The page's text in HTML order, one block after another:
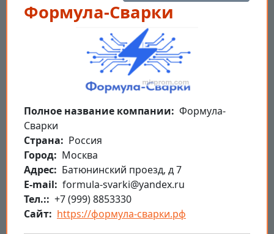
Формула-Сварки
Полное название компании
Формула-
Сварки
Страна
Россия
Город
Москва
Aдрес
Батюнинский проезд, д 7
E-mail
formula-svarki@yandex.ru
Тел.:
+7 (999) 8853330
Сайт
https://формула-сварки.рф